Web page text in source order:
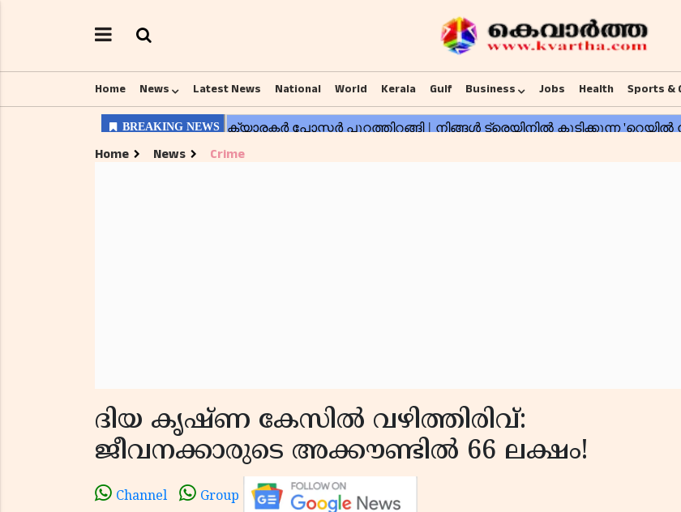
Home News Latest News National World Kerala Gulf Business Jobs Health Sports &
Home News Crime
ദിയ കൃഷ്ണ കേസിൽ വഴിത്തിരിവ്:
ജീവനക്കാരുടെ അക്കൗണ്ടിൽ 66 ലക്ഷം!
Channel Group